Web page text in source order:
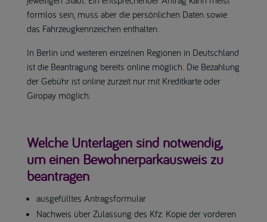
formlos sein, muss aber die persönlichen Daten sowie
das Fahrzeugkennzeichen enthalten.
In Berlin und weiteren einzelnen Regionen in Deutschland
ist die Beantragung bereits online möglich. Die Bezahlung
der Gebühr ist online zurzeit nur mit Kreditkarte oder
Giropay möglich.
Welche Unterlagen sind notwendig,
um einen Bewohnerparkausweis zu
beantragen
ausgefülltes Antragsformular
Nachweis über Zulassung des Kfz: Kopie der vorderen